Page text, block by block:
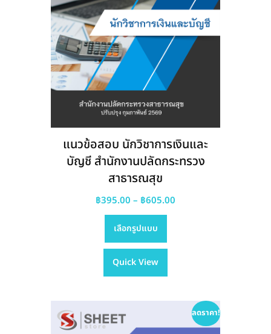
product
page
แนวข้อสอบ นักวิชาการเงินและ
บัญชี สำนักงานปลัดกระทรวง
สาธารณสุข
฿395.00 – ฿605.00
เลือกรูปแบบ
This
has
variants.
options
may
Quick View
ลดราคา!